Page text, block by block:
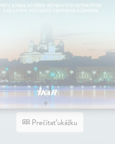
Prečítať ukážku